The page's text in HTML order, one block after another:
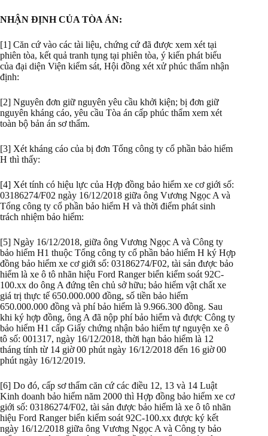
NHẬN ĐỊNH CỦA TÒA ÁN:
[1] Căn cứ vào các tài liệu, chứng cứ đã được xem xét tại
phiên tòa, kết quả tranh tụng tại phiên tòa, ý kiến phát biểu
của đại diện Viện kiểm sát, Hội đồng xét xử phúc thẩm nhận
định:
[2] Nguyên đơn giữ nguyên yêu cầu khởi kiện; bị đơn giữ
nguyên kháng cáo, yêu cầu Tòa án cấp phúc thẩm xem xét
toàn bộ bản án sơ thẩm.
[3] Xét kháng cáo của bị đơn Tổng công ty cổ phần bảo hiểm
H thì thấy:
[4] Xét tính có hiệu lực của Hợp đồng bảo hiểm xe cơ giới số:
03186274/F02 ngày 16/12/2018 giữa ông Vương Ngọc A và
Tổng công ty cổ phần bảo hiểm H và thời điểm phát sinh
trách nhiệm bảo hiểm:
[5] Ngày 16/12/2018, giữa ông Vương Ngọc A và Công ty
bảo hiểm H1 thuộc Tổng công ty cổ phần bảo hiểm H ký Hợp
đồng bảo hiểm xe cơ giới số: 03186274/F02, tài sản được bảo
hiểm là xe ô tô nhãn hiệu Ford Ranger biển kiểm soát 92C-
100.xx do ông A đứng tên chủ sở hữu; bảo hiểm vật chất xe
giá trị thực tế 650.000.000 đồng, số tiền bảo hiểm
650.000.000 đồng và phí bảo hiểm là 9.966.300 đồng. Sau
khi ký hợp đồng, ông A đã nộp phí bảo hiểm và được Công ty
bảo hiểm H1 cấp Giấy chứng nhận bảo hiểm tự nguyện xe ô
tô số: 001317, ngày 16/12/2018, thời hạn bảo hiểm là 12
tháng tính từ 14 giờ 00 phút ngày 16/12/2018 đến 16 giờ 00
phút ngày 16/12/2019.
[6] Do đó, cấp sơ thẩm căn cứ các điều 12, 13 và 14 Luật
Kinh doanh bảo hiểm năm 2000 thì Hợp đồng bảo hiểm xe cơ
giới số: 03186274/F02, tài sản được bảo hiểm là xe ô tô nhãn
hiệu Ford Ranger biển kiểm soát 92C-100.xx được ký kết
ngày 16/12/2018 giữa ông Vương Ngọc A và Công ty bảo